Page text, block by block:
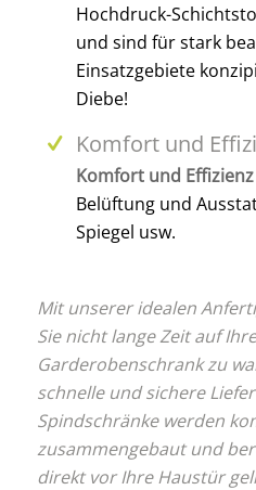
Hochdruck-
und sind für stark
Einsatzgebiete
Diebe!
Komfort und
Komfort und Effizienz
Belüftung und
Spiegel usw.
Mit unserer idealen
Sie nicht lange Zeit auf
Garderobenschrank zu
schnelle und sichere
Spindschränke werden
zusammengebaut und
direkt vor Ihre Haustür